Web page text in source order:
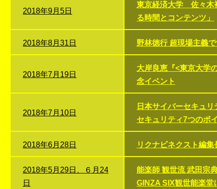
2018年9月5日
東京経済大学 佐々木
る時間とコンテンツ」
2018年8月31日 野林徳行 超現場主義
2018年7月19日
大岸良恵『<東京大学
念イベント
2018年7月10日
日本サイバーセキュ
セキュリティ7つのポ
2018年6月28日 リクナビネクスト編
2018年5月29日、６月24
日
能楽師 観世流 武田宗
GINZA SIX観世能楽堂